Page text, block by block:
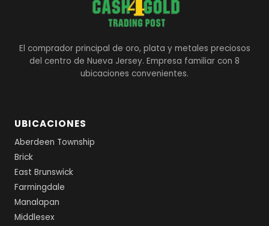
El comprador principal de oro, plata y metales preciosos
del centro de Nueva Jersey. Empresa familiar con 8
ubicaciones convenientes.
UBICACIONES
Aberdeen Township
Brick
East Brunswick
Farmingdale
Manalapan
Middlesex